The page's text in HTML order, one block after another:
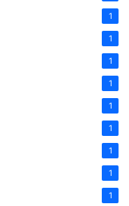
1
1
1
1
1
1
1
1
1